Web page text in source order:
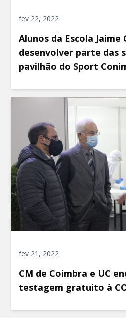
fev 22, 2022
Alunos da Escola
desenvolver parte das
pavilhão do Sport
fev 21, 2022
CM de Coimbra e UC
testagem gratuito à